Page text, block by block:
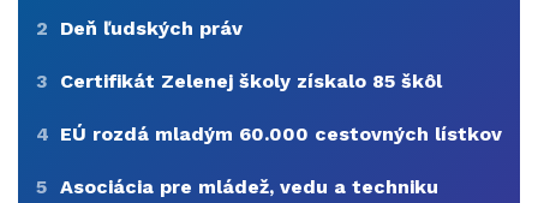
2 Deň ľudských práv
3 Certifikát Zelenej školy získalo 85 škôl
4 EÚ rozdá mladým 60.000 cestovných lístkov
5 Asociácia pre mládež, vedu a techniku